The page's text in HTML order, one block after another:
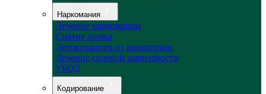
Наркомания
Лечение наркомании
Снятие ломки
Детоксикация от наркотиков
Лечение солевой зависимости
УБОД
Кодирование